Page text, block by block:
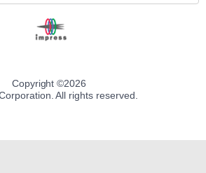
Copyright ©2026
All rights reserved.